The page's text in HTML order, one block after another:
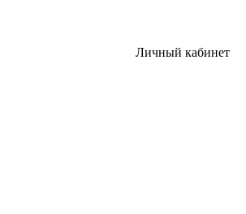
Личный кабинет